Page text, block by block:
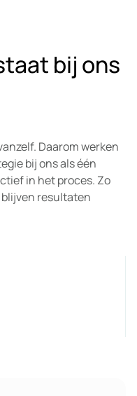
bij ons
Daarom werken
bij ons als één
in het proces. Zo
resultaten